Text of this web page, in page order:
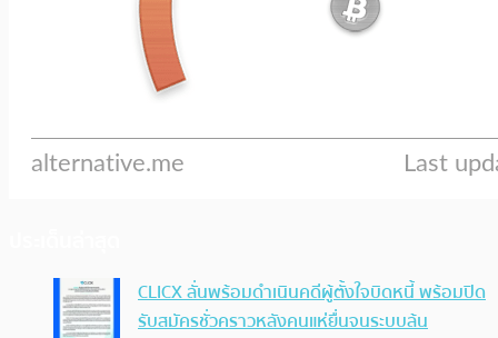
CLICX ลั่นพร้อมดำเนินคดีผู้ตั้งใจบิดหนี้ พร้อมปิด
รับสมัครชั่วคราวหลังคนแห่ยื่นจนระบบล้น